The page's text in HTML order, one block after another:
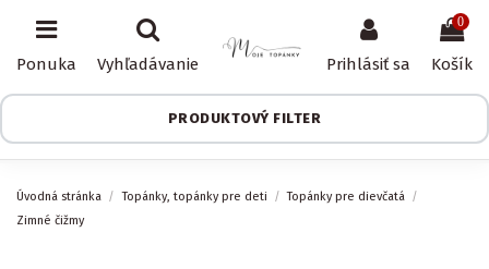
Ponuka Vyhľadávanie Prihlásiť sa
0
Košík
PRODUKTOVÝ FILTER
Úvodná stránka Topánky, topánky pre deti
Topánky pre dievčatá
Zimné čižmy